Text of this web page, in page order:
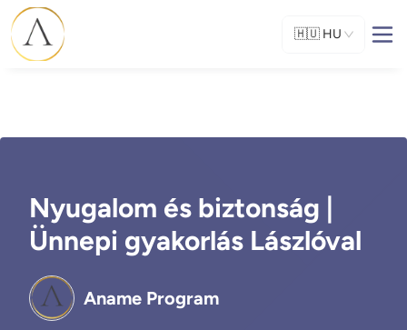
🇭🇺 HU
Nyugalom és biztonság |
Ünnepi gyakorlás Lászlóval
Aname Program